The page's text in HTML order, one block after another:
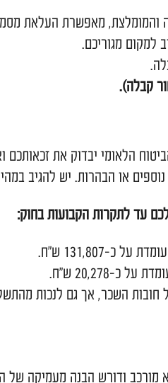
מחלה, הודעה מוקדמת,
שתוכלו לקבל.
הבאות:
העלאת מסמכים